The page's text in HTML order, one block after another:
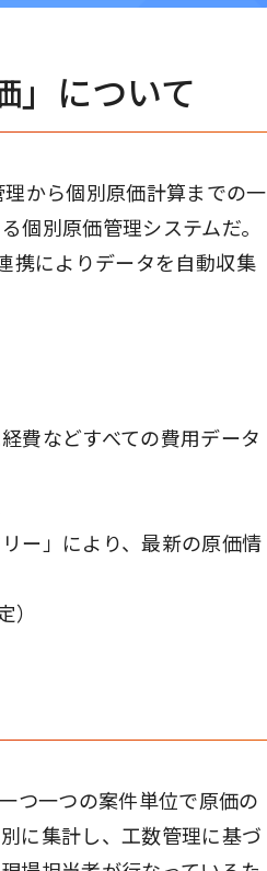
」について
から個別原価計算までの一
個別原価管理システムだ。
携によりデータを自動収集
費などすべての費用データ
ー」により、最新の原価情
）
つ一つの案件単位で原価の
に集計し、工数管理に基づ